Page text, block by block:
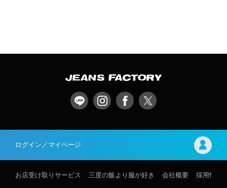
ログイン／マイページ
お店受け取りサービス 三度の飯より服が好き 会社概要 採用情報